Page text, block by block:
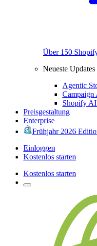
Über 150
Neueste Updates
Agentic
Campaign
Shopify
Preisgestaltung
Enterprise
Frühjahr 2026
Einloggen
Kostenlos starten
Kostenlos starten